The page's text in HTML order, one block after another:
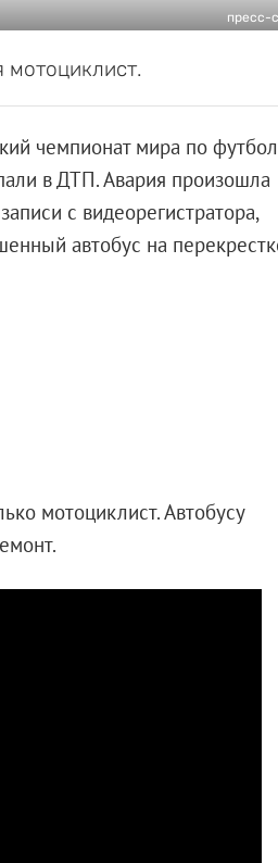
пресс-
мотоциклист.
чемпионат мира по
в ДТП. Авария произошла
с видеорегистратора,
автобус на
мотоциклист. Автобусу